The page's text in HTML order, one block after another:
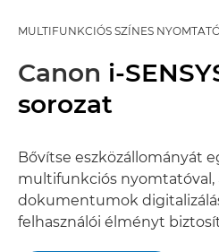
MULTIFUNKCIÓS SZÍNES
Canon i-
sorozat
Bővítse eszközállományát
multifunkciós nyomtatóval,
dokumentumok
felhasználói élményt